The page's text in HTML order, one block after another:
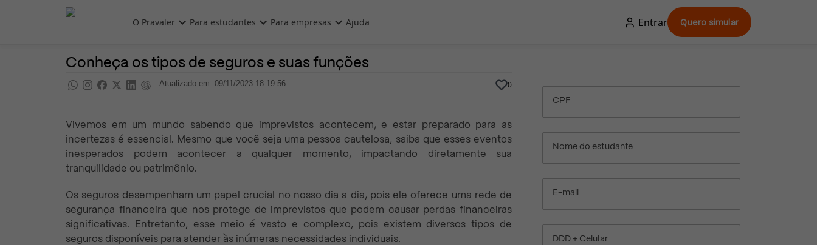
Pular para o conteúdo principal
O Pravaler Para estudantes Para empresas Ajuda Entrar Quero simular
Conheça os tipos de seguros e suas funções
Atualizado em: 09/11/2023 18:19:56 0
CPF
Nome do estudante
E-mail
DDD + Celular
Vivemos em um mundo sabendo que imprevistos acontecem, e estar preparado para as
incertezas é essencial. Mesmo que você seja uma pessoa cautelosa, saiba que esses eventos
inesperados podem acontecer a qualquer momento, impactando diretamente sua
tranquilidade ou patrimônio.
Os seguros desempenham um papel crucial no nosso dia a dia, pois ele oferece uma rede de
segurança financeira que nos protege de imprevistos que podem causar perdas financeiras
significativas. Entretanto, esse meio é vasto e complexo, pois existem diversos tipos de
seguros disponíveis para atender às inúmeras necessidades individuais.